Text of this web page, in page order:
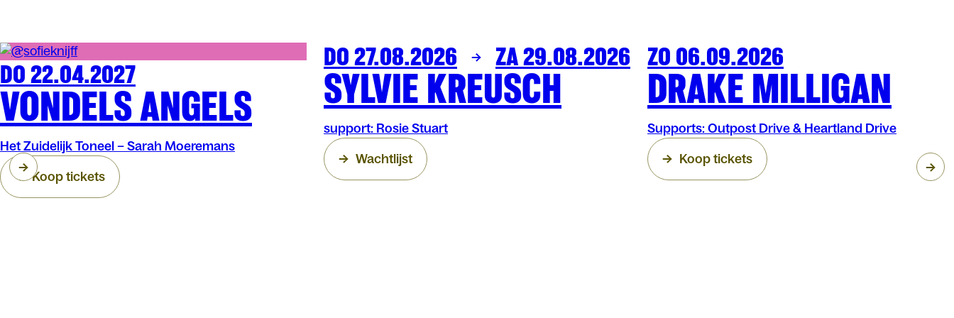
THEATERARENBERG
DO 22.04.2027
VONDELS ANGELS
Het Zuidelijk Toneel – Sarah Moeremans
Koop tickets
MUZIEKOLT
DO 27.08.2026 ZA 29.08.2026
SYLVIE KREUSCH
support: Rosie Stuart
Wachtlijst
MUZIEKOLT
ZO 06.09.2026
DRAKE MILLIGAN
Supports: Outpost Drive & Heartland Drive
Koop tickets